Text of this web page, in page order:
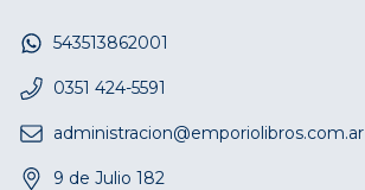
543513862001
0351 424-5591
administracion@emporiolibros.com.ar
9 de Julio 182